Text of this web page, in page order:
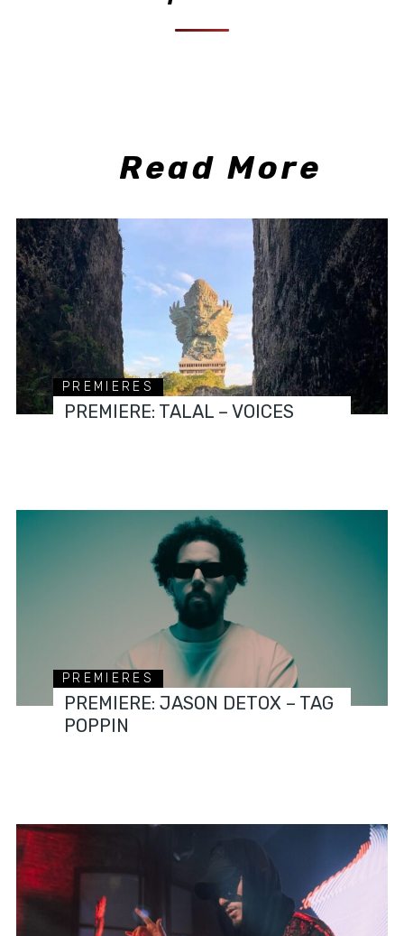
Read More
PREMIERES
PREMIERE: TALAL – VOICES
PREMIERES
PREMIERE: JASON DETOX – TAG
POPPIN